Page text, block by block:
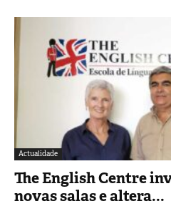
Actualidade
The English Centre
novas salas e altera...